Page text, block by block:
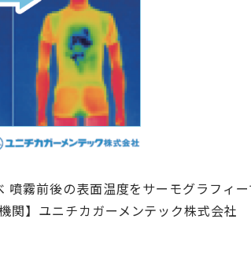
霧前後の表面温度をサーモグラフィー
関】ユニチカガーメンテック株式会社